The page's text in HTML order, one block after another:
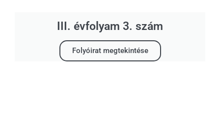
III. évfolyam 3. szám
Folyóirat megtekintése